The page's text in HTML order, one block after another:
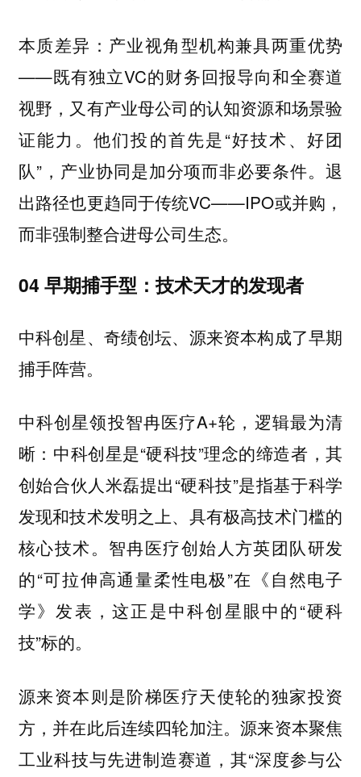
本质差异：产业视角型机构兼具两重优势
——既有独立VC的财务回报导向和全赛道
视野，又有产业母公司的认知资源和场景验
证能力。他们投的首先是“好技术、好团
队”，产业协同是加分项而非必要条件。退
出路径也更趋同于传统VC——IPO或并购，
而非强制整合进母公司生态。
04 早期捕手型：技术天才的发现者
中科创星、奇绩创坛、源来资本构成了早期
捕手阵营。
中科创星领投智冉医疗A+轮，逻辑最为清
晰：中科创星是“硬科技”理念的缔造者，其
创始合伙人米磊提出“硬科技”是指基于科学
发现和技术发明之上、具有极高技术门槛的
核心技术。智冉医疗创始人方英团队研发
的“可拉伸高通量柔性电极”在《自然电子
学》发表，这正是中科创星眼中的“硬科
技”标的。
源来资本则是阶梯医疗天使轮的独家投资
方，并在此后连续四轮加注。源来资本聚焦
工业科技与先进制造赛道，其“深度参与公